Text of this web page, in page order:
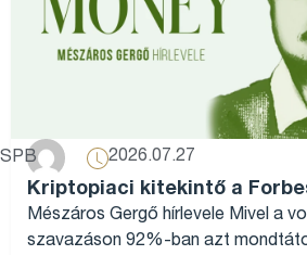
SPB 2026.07.27
Kriptopiaci kitekintő a
Mészáros Gergő hírlevele Mivel a
szavazáson 92%-ban azt